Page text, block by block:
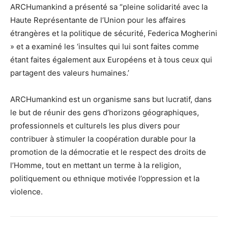
ARCHumankind a présenté sa “pleine solidarité avec la
Haute Représentante de l’Union pour les affaires
étrangères et la politique de sécurité, Federica Mogherini
» et a examiné les ‘insultes qui lui sont faites comme
étant faites également aux Européens et à tous ceux qui
partagent des valeurs humaines.’
ARCHumankind est un organisme sans but lucratif, dans
le but de réunir des gens d’horizons géographiques,
professionnels et culturels les plus divers pour
contribuer à stimuler la coopération durable pour la
promotion de la démocratie et le respect des droits de
l’Homme, tout en mettant un terme à la religion,
politiquement ou ethnique motivée l’oppression et la
violence.